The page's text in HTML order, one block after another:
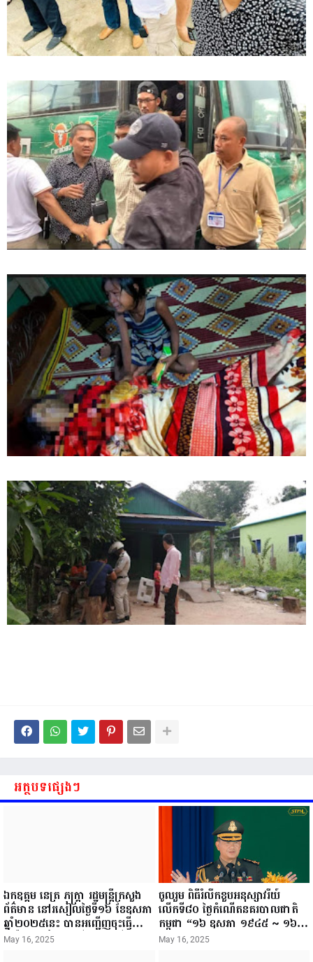
អត្ថបទផ្សេងៗ
ឯកឧត្តម នេត្រ ភក្ត្រា រដ្ឋមន្ត្រីក្រសួង
ព័ត៌មាន នៅរសៀលថ្ងៃទី១៦ ខែឧសភា
ឆ្នាំ២០២៥នេះ បានអញ្ជើញចុះធ្វើ
ជំរឿនថ្នាក់ដឹកនាំមន្ត្រីរាជការស៉ីវិល នៃ
ក្រសួងព័ត៌មាន...
May 16, 2025
ចូលរួម ពិធីរំលឹកខួបអនុស្សាវរីយ៍
លើកទី៨០ ថ្ងៃកំណើតនគរបាលជាតិ
កម្ពុជា “១៦ ឧសភា ១៩៤៥ ~ ១៦
ឧសភា ២០២៥”...
May 16, 2025